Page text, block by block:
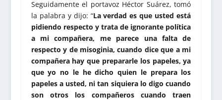
Seguidamente el portavoz Héctor Suárez, tomó
la palabra y dijo: “La verdad es que usted está
pidiendo respecto y trata de ignorante política
a mi compañera, me parece una falta de
respecto y de misoginia, cuando dice que a mi
compañera hay que prepararle los papeles, ya
que yo no le he dicho quien le prepara los
papeles a usted, ni tan siquiera lo digo cuando
son otros los compañeros cuando traen